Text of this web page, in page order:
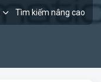
Tìm kiếm nâng cao